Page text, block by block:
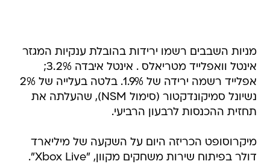
מניות השבבים רשמו ירידות בהובלת ענקיות המגזר
אינטל וואפלייד מטריאלס . אינטל איבדה 3.2%;
אפלייד רשמה ירידה של 1.9%. בלטה בעלייה של 2%
נשיונל סמיקונדקטור (סימול NSM), שהעלתה את
תחזית ההכנסות לרבעון הרביעי.
מיקרוסופט הכריזה היום על השקעה של מיליארד
דולר בפיתוח שירות משחקים מקוון, "Xbox Live".